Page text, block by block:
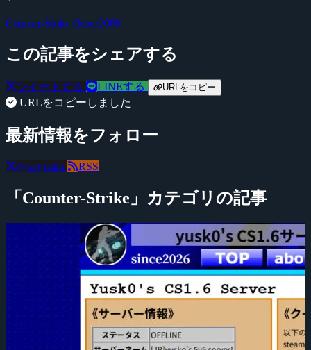
Counter-Strike Qtour2009
この記事をシェアする
ツイートする LINEする URLをコピー
URLをコピーしました
最新情報をフォロー
@negitaku RSS
「Counter-Strike」カテゴリの記事